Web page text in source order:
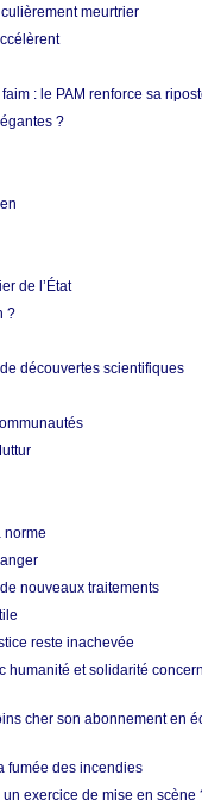
meurtrier
: le PAM renforce sa
?
de l’État
?
découvertes scientifiques
norme
nouveaux traitements
reste inachevée
humanité et solidarité
cher son abonnement en
fumée des incendies
exercice de mise en scène